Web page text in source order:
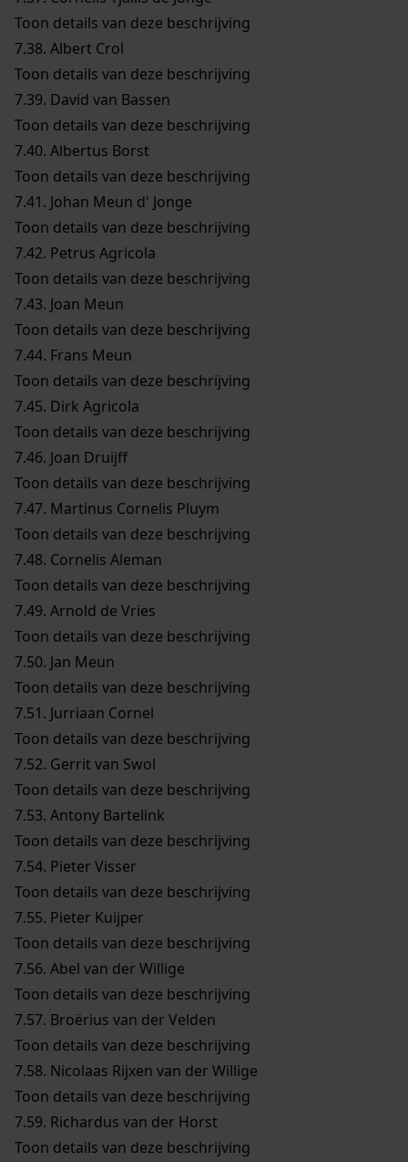
Toon details van deze beschrijving
7.38. Albert Crol
Toon details van deze beschrijving
7.39. David van Bassen
Toon details van deze beschrijving
7.40. Albertus Borst
Toon details van deze beschrijving
7.41. Johan Meun d' Jonge
Toon details van deze beschrijving
7.42. Petrus Agricola
Toon details van deze beschrijving
7.43. Joan Meun
Toon details van deze beschrijving
7.44. Frans Meun
Toon details van deze beschrijving
7.45. Dirk Agricola
Toon details van deze beschrijving
7.46. Joan Druijff
Toon details van deze beschrijving
7.47. Martinus Cornelis Pluym
Toon details van deze beschrijving
7.48. Cornelis Aleman
Toon details van deze beschrijving
7.49. Arnold de Vries
Toon details van deze beschrijving
7.50. Jan Meun
Toon details van deze beschrijving
7.51. Jurriaan Cornel
Toon details van deze beschrijving
7.52. Gerrit van Swol
Toon details van deze beschrijving
7.53. Antony Bartelink
Toon details van deze beschrijving
7.54. Pieter Visser
Toon details van deze beschrijving
7.55. Pieter Kuijper
Toon details van deze beschrijving
7.56. Abel van der Willige
Toon details van deze beschrijving
7.57. Broërius van der Velden
Toon details van deze beschrijving
7.58. Nicolaas Rijxen van der Willige
Toon details van deze beschrijving
7.59. Richardus van der Horst
Toon details van deze beschrijving